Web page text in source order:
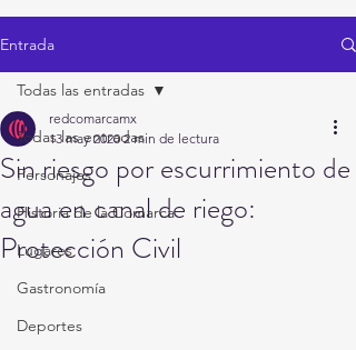
Entrada
Todas las entradas
Personajes
Historia de la Comarca
Lugares
Gastronomía
Deportes
Todas las entradas
Sin riesgo por escurrimiento de
agua en canal de riego:
Protección Civil
redcomarcamx
13 may 2020 2 min de lectura